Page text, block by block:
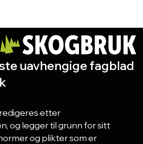
uavhengige fagblad
etter
og legger til grunn for sitt
og plikter som er